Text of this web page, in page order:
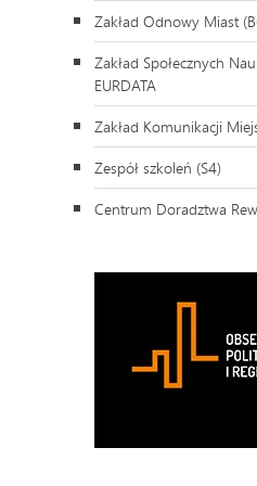
Zakład Odnowy Miast
Zakład Społecznych
EURDATA
Zakład Komunikacji
Zespół szkoleń (S4)
Centrum Doradztwa